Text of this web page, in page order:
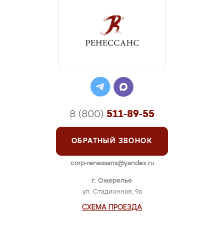
г. Ожерелье
ул. Стадионная, 9а
СХЕМА ПРОЕЗДА
8 (800) 511-89-55
ОБРАТНЫЙ ЗВОНОК
corp-renessans@yandex.ru